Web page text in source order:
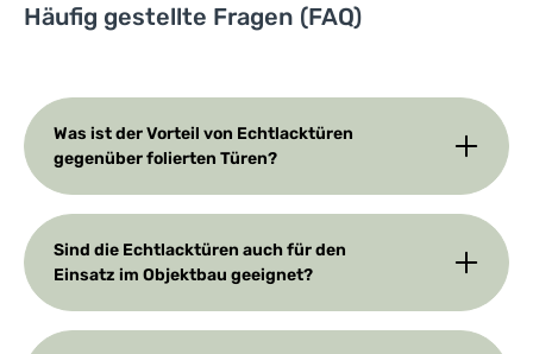
Häufig gestellte Fragen (FAQ)
Was ist der Vorteil von Echtlacktüren
gegenüber folierten Türen?
Sind die Echtlacktüren auch für den
Einsatz im Objektbau geeignet?